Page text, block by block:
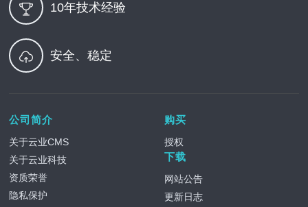
10年技术经验
安全、稳定
公司简介
关于云业CMS
关于云业科技
资质荣誉
隐私保护
购买
授权
下载
网站公告
更新日志